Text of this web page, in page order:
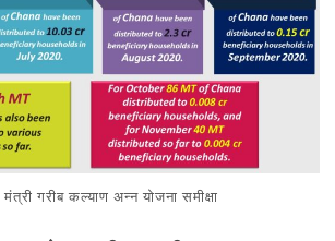
गरीब कल्याण अन्न योजना समीक्षा